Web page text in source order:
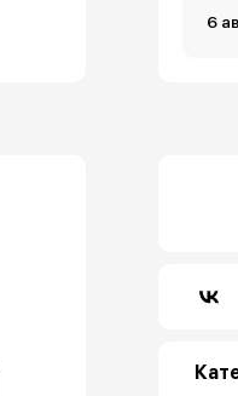
6